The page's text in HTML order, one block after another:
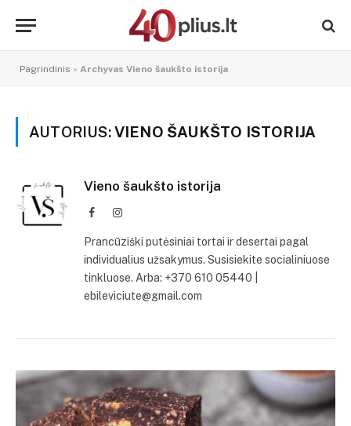
Pagrindinis » Archyvas Vieno šaukšto istorija
AUTORIUS:VIENO ŠAUKŠTO ISTORIJA
Vieno šaukšto istorija
FacebookInstagram
Prancūziški putėsiniai tortai ir desertai pagal
individualius užsakymus. Susisiekite socialiniuose
tinkluose. Arba: +370 610 05440 |
ebileviciute@gmail.com